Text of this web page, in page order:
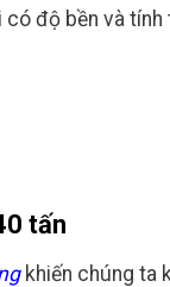
độ bền và
tấn
khiến chúng ta